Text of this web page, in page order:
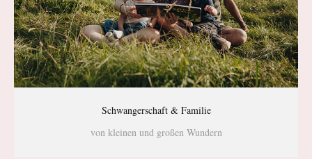
Schwangerschaft & Familie
von kleinen und großen Wundern